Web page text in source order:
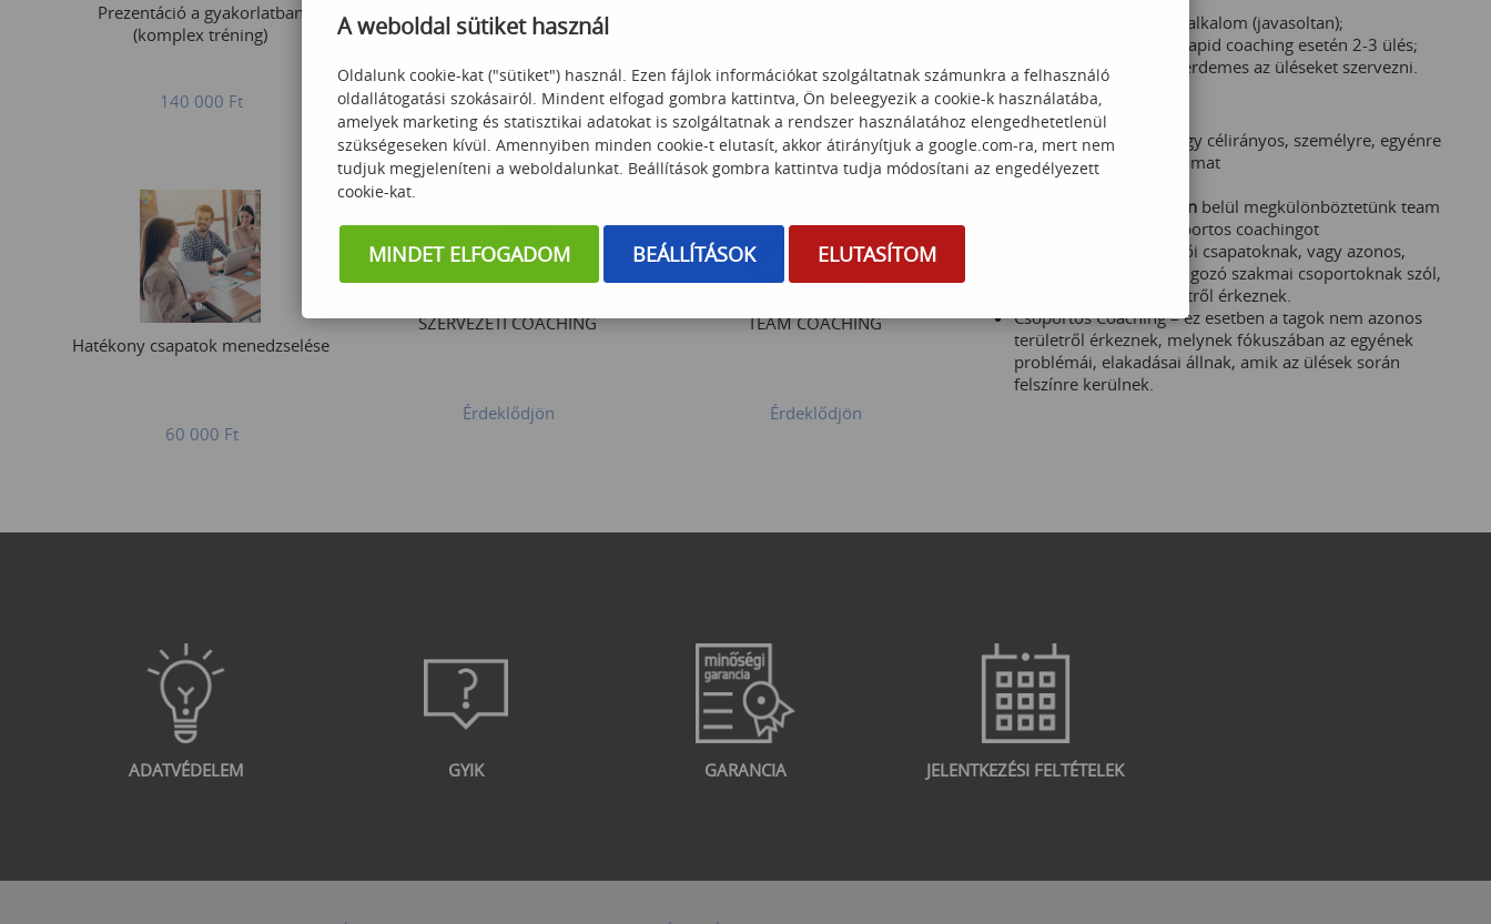
Jelemzően 60-90 perc/alkalom (javasoltan);
jellemzően 5-10 ülés; rapid coaching esetén 2-3 ülés;
heti rendszerességgel érdemes az üléseket szervezni.
Coaching Formák
Egyéni Coaching
Az egyéni Coaching
- Egy célirányos, személyre, egyénre
szabott fejlesztési folyamat
Csoportos Coaching
csoportos coachingon belül megkülönböztetünk team
coachingot, illetve csoportos coachingot
Team Coaching - vezetői csapatoknak, vagy azonos,
aktuális problémán dolgozó szakmai csoportoknak szól,
ahol a tagok egy területről érkeznek.
Csoportos Coaching – ez esetben a tagok nem azonos
területről érkeznek, melynek fókuszában az egyének
problémái, elakadásai állnak, amik az ülések során
felszínre kerülnek.
Prezentáció a gyakorlatban
(komplex tréning)
140 000 Ft
állóképesség fejlesztése
60 000Ft
Érdeklődjön
Hatékony csapatok menedzselése
60 000 Ft
SZERVEZETI COACHING
Érdeklődjön
TEAM COACHING
Érdeklődjön
ADATVÉDELEM GYIK GARANCIA JELENTKEZÉSI FELTÉTELEK
A weboldal sütiket használ
Oldalunk cookie-kat ("sütiket") használ. Ezen fájlok információkat szolgáltatnak számunkra a felhasználó
oldallátogatási szokásairól. Mindent elfogad gombra kattintva, Ön beleegyezik a cookie-k használatába,
amelyek marketing és statisztikai adatokat is szolgáltatnak a rendszer használatához elengedhetetlenül
szükségeseken kívül. Amennyiben minden cookie-t elutasít, akkor átirányítjuk a google.com-ra, mert nem
tudjuk megjeleníteni a weboldalunkat. Beállítások gombra kattintva tudja módosítani az engedélyezett
cookie-kat.
MINDET ELFOGADOM BEÁLLÍTÁSOK ELUTASÍTOM